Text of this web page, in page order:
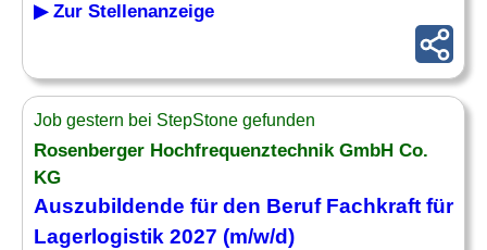
▶ Zur Stellenanzeige
Job gestern bei StepStone gefunden
Rosenberger Hochfrequenztechnik GmbH Co.
KG
Auszubildende fürden Beruf Fachkraft für
Lagerlogistik 2027 (m/w/d)